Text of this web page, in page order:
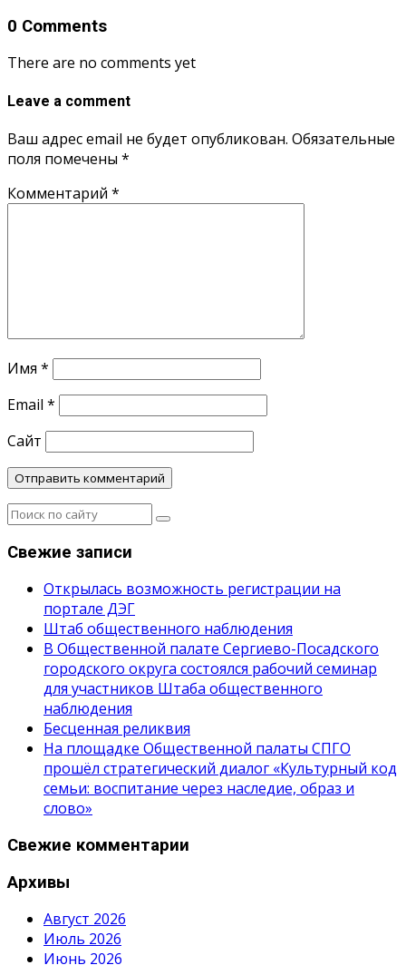
0 Comments
There are no comments yet
Leave a comment
Ваш адрес email не будет опубликован. Обязательные
поля помечены *
Комментарий *
Имя *
Email *
Сайт
Свежие записи
Открылась возможность регистрации на
портале ДЭГ
Штаб общественного наблюдения
В Общественной палате Сергиево-Посадского
городского округа состоялся рабочий семинар
для участников Штаба общественного
наблюдения
Бесценная реликвия
На площадке Общественной палаты СПГО
прошёл стратегический диалог «Культурный код
семьи: воспитание через наследие, образ и
слово»
Свежие комментарии
Архивы
Август 2026
Июль 2026
Июнь 2026